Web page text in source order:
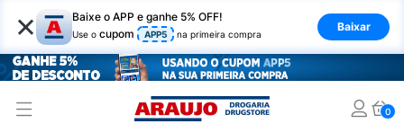
× Baixe o APP e ganhe 5% OFF!
Use o cupom APP5 na primeira compra
Baixar
0